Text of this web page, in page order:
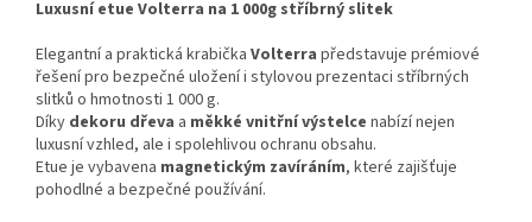
Luxusní etue Volterra na 1 000g stříbrný slitek
Elegantní a praktická krabička Volterra představuje prémiové
řešení pro bezpečné uložení i stylovou prezentaci stříbrných
slitků o hmotnosti 1 000 g.
Díky dekoru dřeva a měkké vnitřní výstelce nabízí nejen
luxusní vzhled, ale i spolehlivou ochranu obsahu.
Etue je vybavena magnetickým zavíráním, které zajišťuje
pohodlné a bezpečné používání.